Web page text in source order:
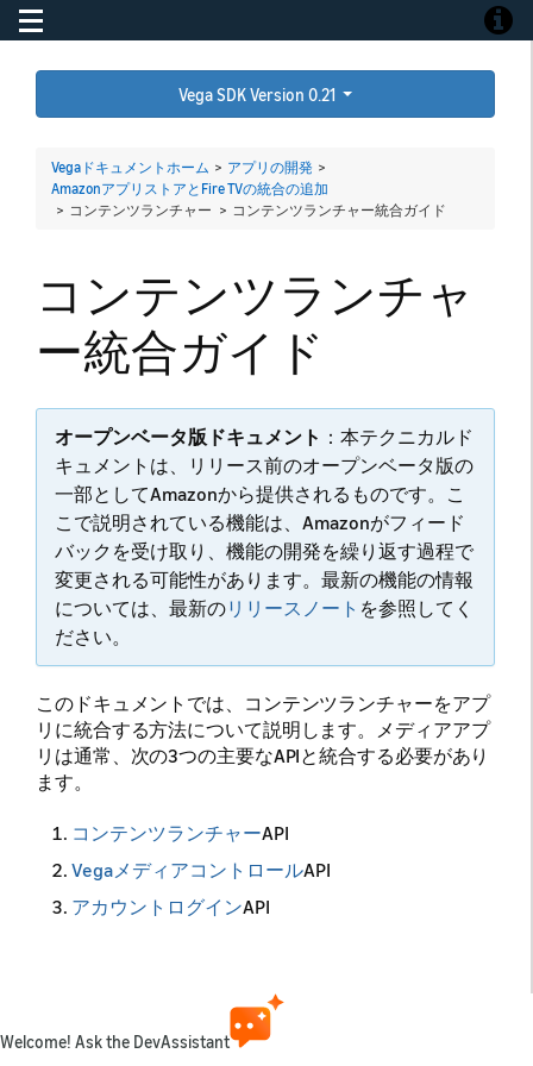
Toggle navigation
Vega SDK Version 0.21
Vegaドキュメントホーム > アプリの開発 >
AmazonアプリストアとFire TVの統合の追加
> コンテンツランチャー > コンテンツランチャー統合ガイド
コンテンツランチャ
ー統合ガイド
オープンベータ版ドキュメント ：本テクニカルド
キュメントは、リリース前のオープンベータ版の
一部としてAmazonから提供されるものです。こ
こで説明されている機能は、Amazonがフィード
バックを受け取り、機能の開発を繰り返す過程で
変更される可能性があります。最新の機能の情報
については、最新のリリースノート を参照してく
ださい。
このドキュメントでは、コンテンツランチャーをアプ
リに統合する方法について説明します。メディアアプ
リは通常、次の3つの主要なAPIと統合する必要があり
ます。
コンテンツランチャーAPI
VegaメディアコントロールAPI
アカウントログインAPI
て実装します。それがVegaメディアクエリを処理する
メインコンポーネントです。アカウントログインAPI
Welcome! Ask the DevAssistant